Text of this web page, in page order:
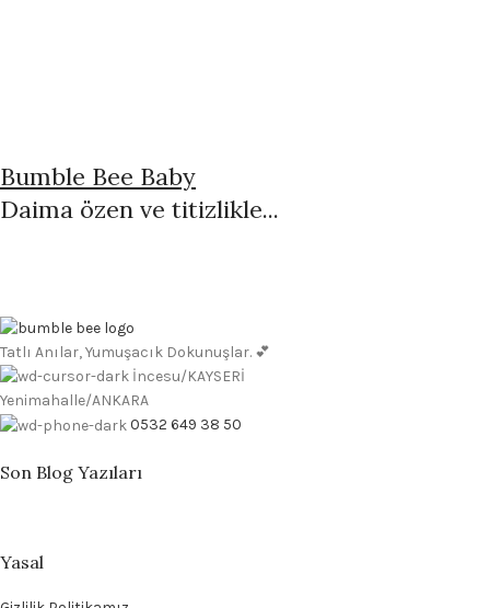
Bumble Bee Baby
Daima özen ve titizlikle...
Tatlı Anılar, Yumuşacık Dokunuşlar. 💕
İncesu/KAYSERİ
Yenimahalle/ANKARA
0532 649 38 50
Son Blog Yazıları
Yasal